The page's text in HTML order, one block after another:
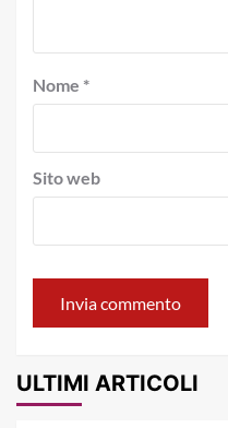
Nome *
Sito web
ULTIMI ARTICOLI